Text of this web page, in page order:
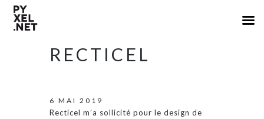
RECTICEL
6 MAI 2019
Recticel m’a sollicité pour le design de